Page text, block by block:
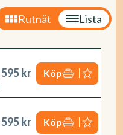
Rutnät Lista
595 kr Köp
595 kr Köp